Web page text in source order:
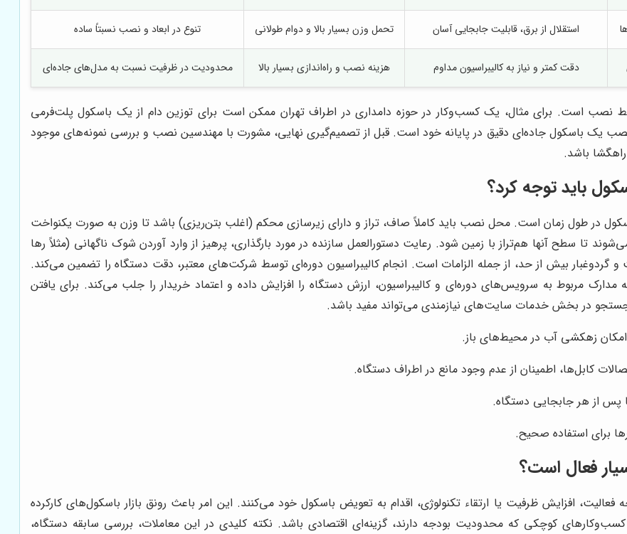
استقلال از برق، قابلیت جابجایی آسان تحمل وزن بسیار بالا و دوام طولانی تنوع در ابعاد و نصب نسبتاً ساده
دقت کمتر و نیاز به کالیبراسیون مداوم هزینه نصب و راه‌اندازی بسیار بالا محدودیت در ظرفیت نسبت به مدل‌های جاده‌ای
نصب است. برای مثال، یک کسب‌وکار در حوزه دامداری در اطراف تهران ممکن است برای توزین دام از یک باسکول پلت‌فرمی
یک باسکول جاده‌ای دقیق در پایانه خود است. قبل از تصمیم‌گیری نهایی، مشورت با مهندسین نصب و بررسی نمونه‌های موجود
باشد.
باید توجه کرد؟
در طول زمان است. محل نصب باید کاملاً صاف، تراز و دارای زیرسازی محکم (اغلب بتن‌ریزی) باشد تا وزن به صورت یکنواخت
تا سطح آنها هم‌تراز با زمین شود. رعایت دستورالعمل سازنده در مورد بارگذاری، پرهیز از وارد آوردن شوک ناگهانی (مثلاً رها
و گردوغبار بیش از حد، از جمله الزامات است. انجام کالیبراسیون دوره‌ای توسط شرکت‌های معتبر، دقت دستگاه را تضمین می‌کند.
مدارک مربوط به سرویس‌های دوره‌ای و کالیبراسیون، ارزش دستگاه را افزایش داده و اعتماد خریدار را جلب می‌کند. برای یافتن
در بخش خدمات سایت‌های نیازمندی می‌تواند مفید باشد.
زهکشی آب در محیط‌های باز.
کابل‌ها، اطمینان از عدم وجود مانع در اطراف دستگاه.
پس از هر جابجایی دستگاه.
برای استفاده صحیح.
فعال است؟
افزایش ظرفیت یا ارتقاء تکنولوژی، اقدام به تعویض باسکول خود می‌کنند. این امر باعث رونق بازار باسکول‌های کارکرده
کوچکی که محدودیت بودجه دارند، گزینه‌ای اقتصادی باشد. نکته کلیدی در این معاملات، بررسی سابقه دستگاه،